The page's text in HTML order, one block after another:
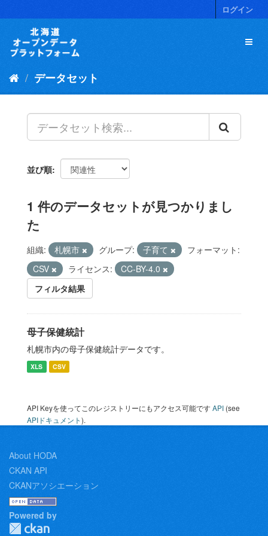
キ
ログイン
データセット
並び順
1 件のデータセットが見つかりまし
た
組織: 札幌市 グループ: 子育て
フォーマット:
CSV
ライセンス:
CC-BY-4.0
フィルタ結果
母子保健統計
札幌市内の母子保健統計データです。
XLS CSV
API Keyを使ってこのレジストリーにもアクセス可能ですAPI (see
APIドキュメント).
About HODA
CKAN API
CKANアソシエーション
Powered by